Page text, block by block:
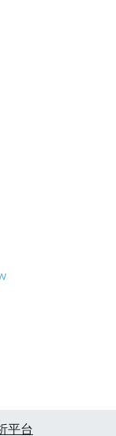
平台